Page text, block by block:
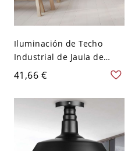
Iluminación de Techo
Industrial de Jaula de
Diamante 1 Cabeza Semi
Plafón Metálico en Negro
- Negro 110 A 120 V
41,66 €